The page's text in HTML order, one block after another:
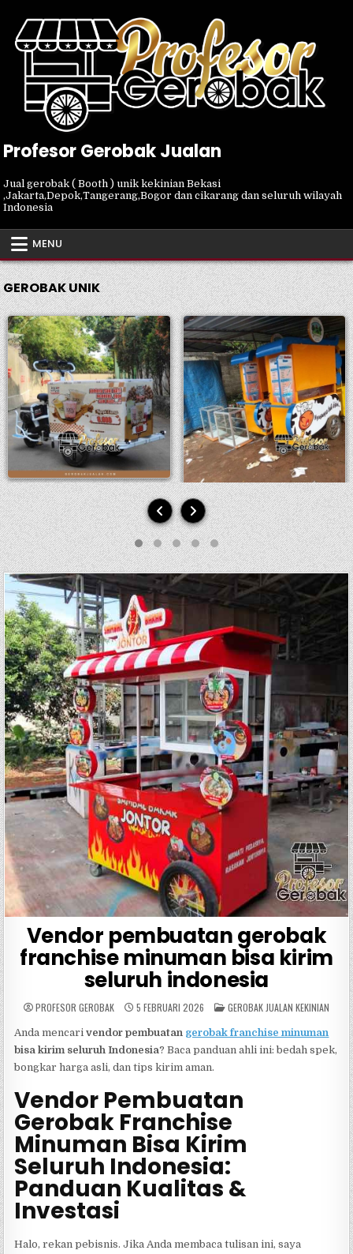
content
Profesor Gerobak Jualan
Jual gerobak ( Booth ) unik kekinian Bekasi
,Jakarta,Depok,Tangerang,Bogor dan cikarang dan seluruh wilayah
Indonesia
MENU
GEROBAK UNIK
Vendor pembuatan gerobak
franchise minuman bisa kirim
seluruh indonesia
PROFESOR GEROBAK 5 FEBRUARI 2026 POSTED
IN
GEROBAK JUALAN KEKINIAN
Anda mencarivendor pembuatan gerobak franchise minuman
bisa kirim seluruh Indonesia? Baca panduan ahli ini: bedah spek,
bongkar harga asli, dan tips kirim aman.
Vendor Pembuatan
Gerobak Franchise
Minuman Bisa Kirim
Seluruh Indonesia:
Panduan Kualitas &
Investasi
Halo, rekan pebisnis. Jika Anda membaca tulisan ini, saya